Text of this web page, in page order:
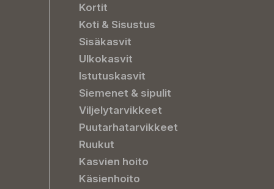
Kortit
Koti & Sisustus
Sisäkasvit
Ulkokasvit
Istutuskasvit
Siemenet & sipulit
Viljelytarvikkeet
Puutarhatarvikkeet
Ruukut
Kasvien hoito
Käsienhoito